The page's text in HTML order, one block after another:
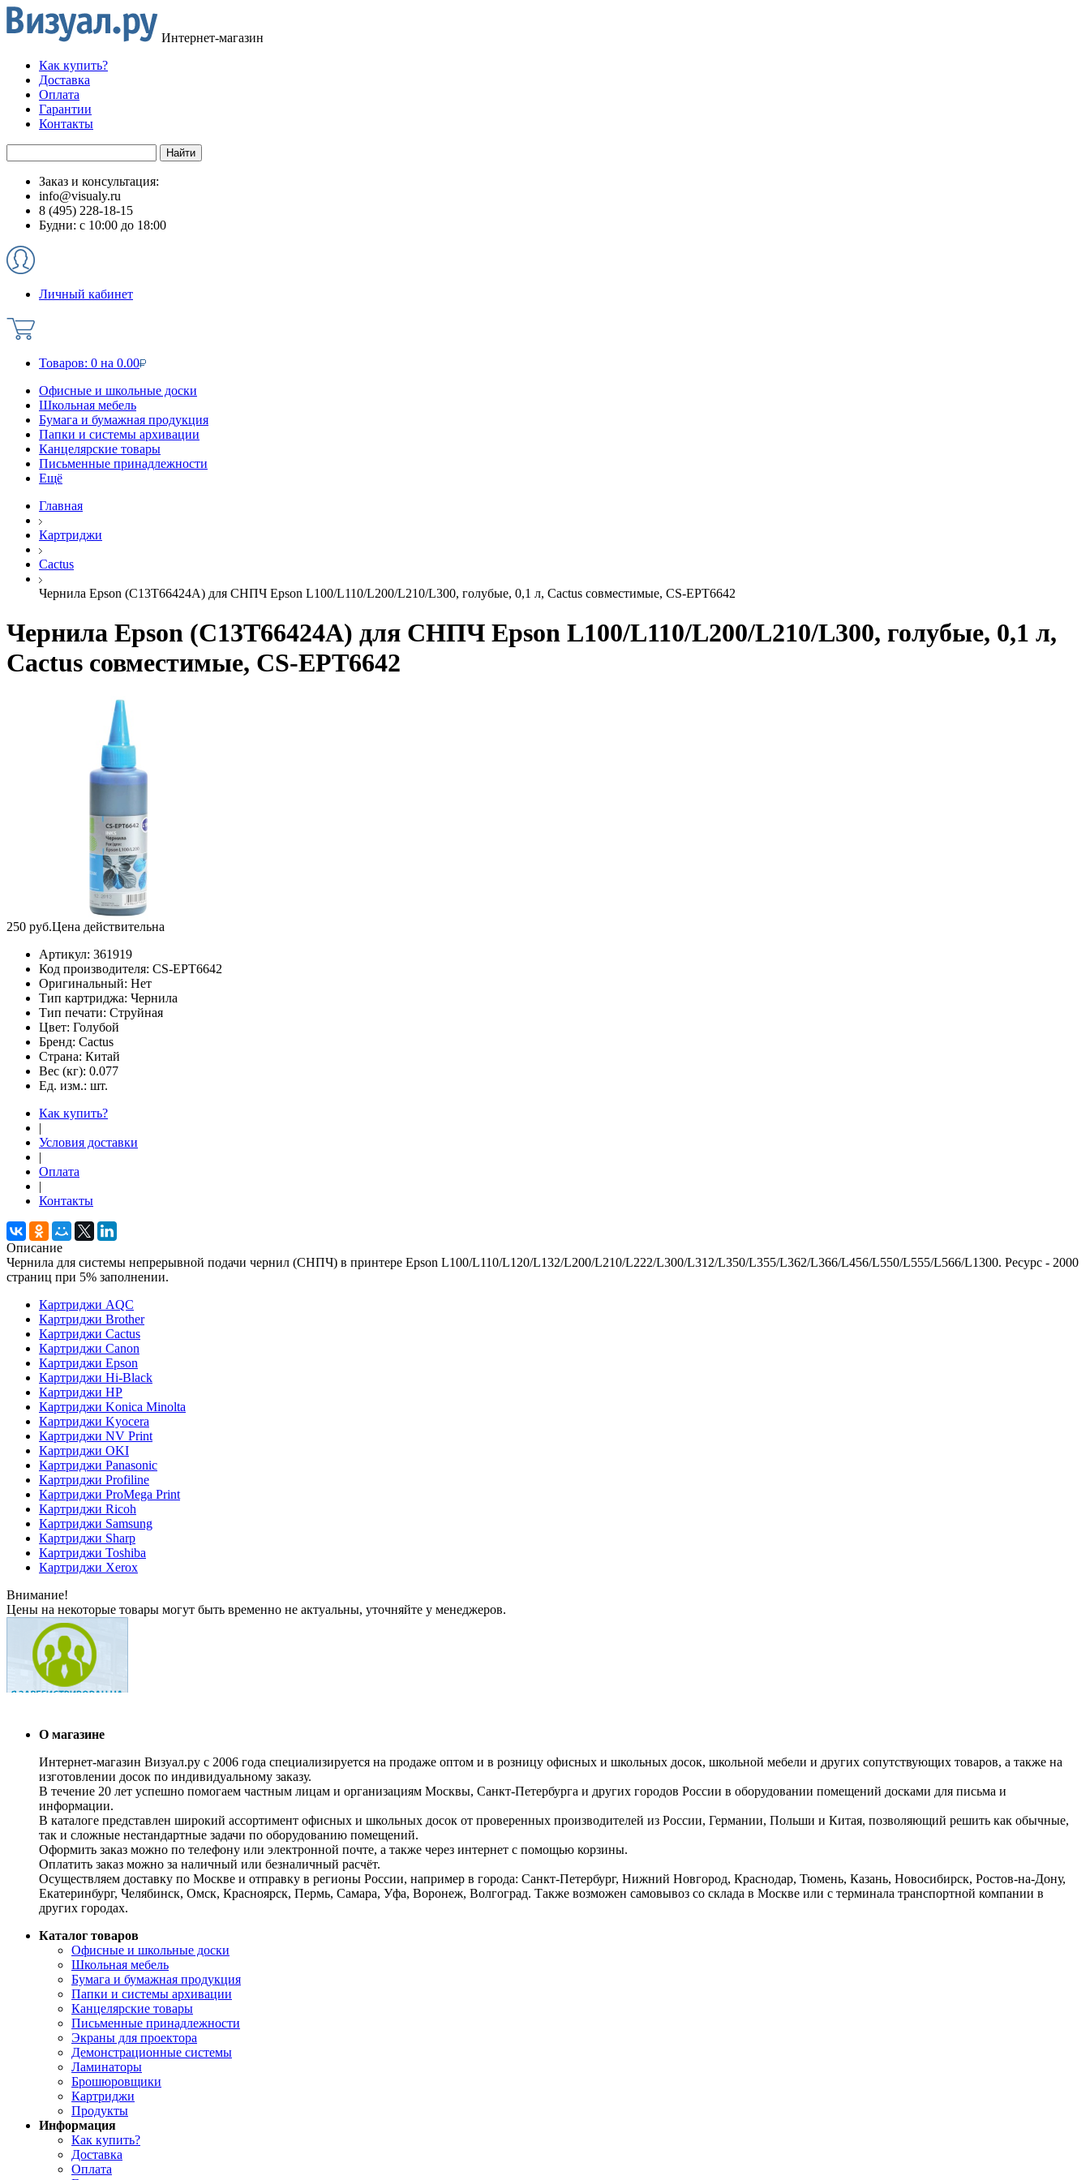
Интернет-магазин
Как купить?
Доставка
Оплата
Гарантии
Контакты
Заказ и консультация:
info@visualy.ru
8 (495) 228-18-15
Будни: с 10:00 до 18:00
Личный кабинет
Товаров: 0 на 0.00
Офисные и школьные доски
Школьная мебель
Бумага и бумажная продукция
Папки и системы архивации
Канцелярские товары
Письменные принадлежности
Ещё
Главная
Картриджи
Cactus
Чернила Epson (C13T66424A) для СНПЧ Epson L100/L110/L200/L210/L300, голубые, 0,1 л, Cactus совместимые, CS-EPT6642
Чернила Epson (C13T66424A) для СНПЧ Epson L100/L110/L200/L210/L300, голубые, 0,1 л,
Cactus совместимые, CS-EPT6642
250 руб.Цена действительна
Артикул: 361919
Код производителя: CS-EPT6642
Оригинальный: Нет
Тип картриджа: Чернила
Тип печати: Струйная
Цвет: Голубой
Бренд: Cactus
Страна: Китай
Вес (кг): 0.077
Ед. изм.: шт.
Как купить?
|
Условия доставки
|
Оплата
|
Контакты
Описание
Чернила для системы непрерывной подачи чернил (СНПЧ) в принтере Epson L100/L110/L120/L132/L200/L210/L222/L300/L312/L350/L355/L362/L366/L456/L550/L555/L566/L1300. Ресурс - 2000
страниц при 5% заполнении.
Картриджи AQC
Картриджи Brother
Картриджи Cactus
Картриджи Canon
Картриджи Epson
Картриджи Hi-Black
Картриджи HP
Картриджи Konica Minolta
Картриджи Kyocera
Картриджи NV Print
Картриджи OKI
Картриджи Panasonic
Картриджи Profiline
Картриджи ProMega Print
Картриджи Ricoh
Картриджи Samsung
Картриджи Sharp
Картриджи Toshiba
Картриджи Xerox
Внимание!
Цены на некоторые товары могут быть временно не актуальны, уточняйте у менеджеров.
О магазине
Интернет-магазин Визуал.ру с 2006 года специализируется на продаже оптом и в розницу офисных и школьных досок, школьной мебели и других сопутствующих товаров, а также на
изготовлении досок по индивидуальному заказу.
В течение 20 лет успешно помогаем частным лицам и организациям Москвы, Санкт-Петербурга и других городов России в оборудовании помещений досками для письма и
информации.
В каталоге представлен широкий ассортимент офисных и школьных досок от проверенных производителей из России, Германии, Польши и Китая, позволяющий решить как обычные,
так и сложные нестандартные задачи по оборудованию помещений.
Оформить заказ можно по телефону или электронной почте, а также через интернет с помощью корзины.
Оплатить заказ можно за наличный или безналичный расчёт.
Осуществляем доставку по Москве и отправку в регионы России, например в города: Санкт-Петербург, Нижний Новгород, Краснодар, Тюмень, Казань, Новосибирск, Ростов-на-Дону,
Екатеринбург, Челябинск, Омск, Красноярск, Пермь, Самара, Уфа, Воронеж, Волгоград. Также возможен самовывоз со склада в Москве или с терминала транспортной компании в
других городах.
Каталог товаров
Офисные и школьные доски
Школьная мебель
Бумага и бумажная продукция
Папки и системы архивации
Канцелярские товары
Письменные принадлежности
Экраны для проектора
Демонстрационные системы
Ламинаторы
Брошюровщики
Картриджи
Продукты
Информация
Как купить?
Доставка
Оплата